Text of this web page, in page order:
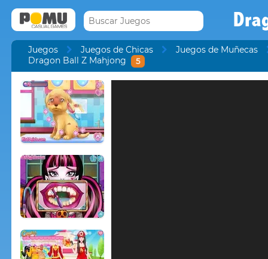
Juegos Juegos de Chicas
Juegos de Muñecas
Dragon Ball Z Mahjong
5